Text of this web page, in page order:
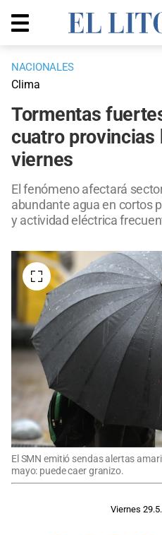
NACIONALES
Clima
Tormentas
cuatro provincias
viernes
El fenómeno afectará
abundante agua en cortos
y actividad eléctrica
El SMN emitió sendas alertas
mayo: puede caer granizo.
Viernes